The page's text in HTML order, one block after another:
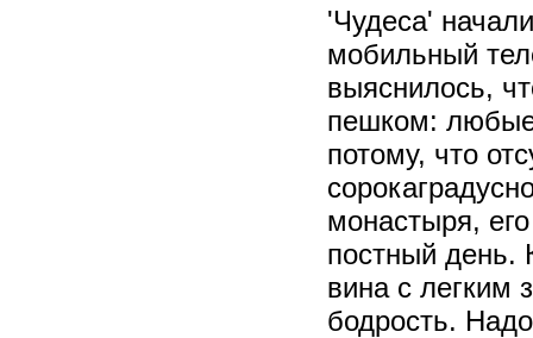
'Чудеса'
мобильный
выяснилось,
пешком: любые
потому, что
монастыря,
постный день.
вина с легким
бодрость.